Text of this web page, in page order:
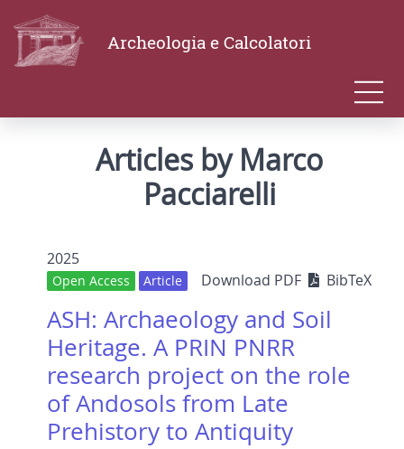
Archeologia e Calcolatori
Articles by Marco
Pacciarelli
2025
Open Access Article Download PDF BibTeX
ASH: Archaeology and Soil
Heritage. A PRIN PNRR
research project on the role
of Andosols from Late
Prehistory to Antiquity